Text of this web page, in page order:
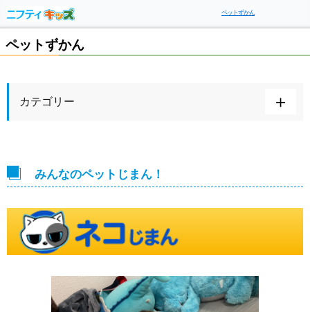
ペットずかん
ペットずかん
カテゴリー
みんなのペットじまん！